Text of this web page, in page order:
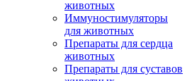
животных
Иммуностимуляторы
для животных
Препараты для сердца
животных
Препараты для суставов